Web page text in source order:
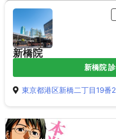
新橋院
新橋院
東京都港区新橋二丁目19番